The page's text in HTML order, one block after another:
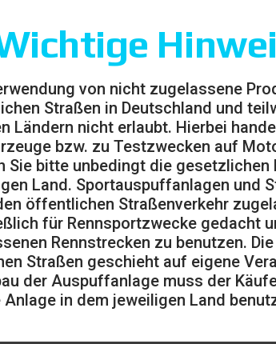
von nicht zugelassene
Straßen in Deutschland und
Ländern nicht erlaubt. Hierbei
bzw. zu Testzwecken auf
Sie bitte unbedingt die gesetzlichen
Land. Sportauspuffanlagen und
öffentlichen Straßenverkehr
für Rennsportzwecke gedacht
Rennstrecken zu benutzen.
Straßen geschieht auf eigene
der Auspuffanlage muss der
in dem jeweiligen Land